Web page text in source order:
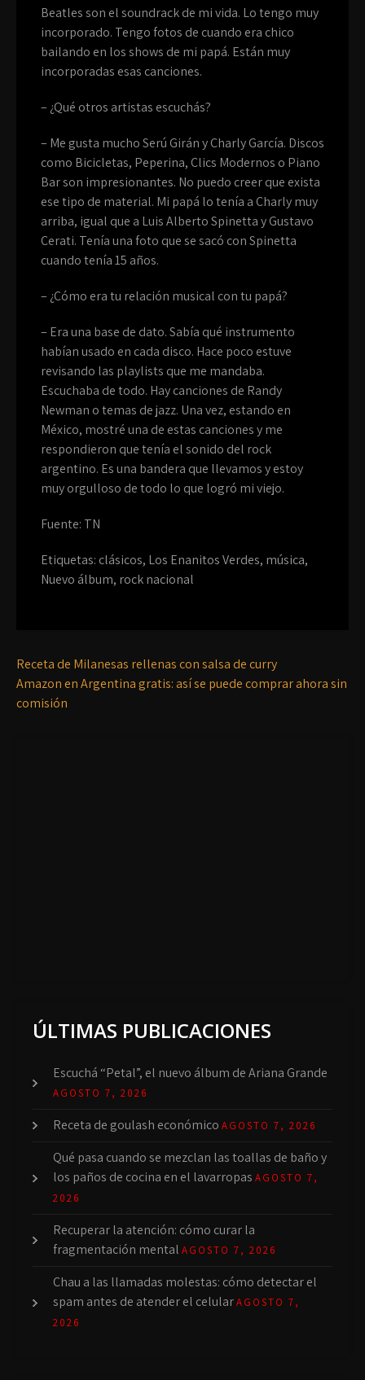
Beatles son el soundrack de mi vida. Lo tengo muy
incorporado. Tengo fotos de cuando era chico
bailando en los shows de mi papá. Están muy
incorporadas esas canciones.
– ¿Qué otros artistas escuchás?
– Me gusta mucho Serú Girán y Charly García. Discos
como Bicicletas, Peperina, Clics Modernos o Piano
Bar son impresionantes. No puedo creer que exista
ese tipo de material. Mi papá lo tenía a Charly muy
arriba, igual que a Luis Alberto Spinetta y Gustavo
Cerati. Tenía una foto que se sacó con Spinetta
cuando tenía 15 años.
– ¿Cómo era tu relación musical con tu papá?
– Era una base de dato. Sabía qué instrumento
habían usado en cada disco. Hace poco estuve
revisando las playlists que me mandaba.
Escuchaba de todo. Hay canciones de Randy
Newman o temas de jazz. Una vez, estando en
México, mostré una de estas canciones y me
respondieron que tenía el sonido del rock
argentino. Es una bandera que llevamos y estoy
muy orgulloso de todo lo que logró mi viejo.
Fuente: TN
Etiquetas: clásicos, Los Enanitos Verdes, música,
Nuevo álbum, rock nacional
Receta de Milanesas rellenas con salsa de curry
Amazon en Argentina gratis: así se puede comprar ahora sin
comisión
ÚLTIMAS PUBLICACIONES
Escuchá “Petal”, el nuevo álbum de Ariana Grande
AGOSTO 7, 2026
Receta de goulash económico AGOSTO 7, 2026
Qué pasa cuando se mezclan las toallas de baño y
los paños de cocina en el lavarropas AGOSTO 7,
2026
Recuperar la atención: cómo curar la
fragmentación mental AGOSTO 7, 2026
Chau a las llamadas molestas: cómo detectar el
spam antes de atender el celularAGOSTO 7,
2026